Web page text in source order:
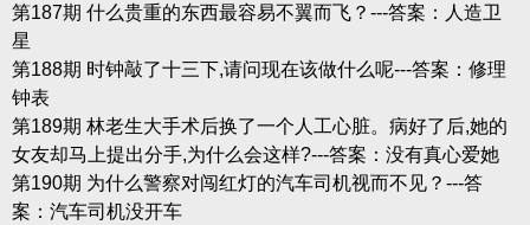
第187期 什么贵重的东西最容易不翼而飞？---答案：人造卫
星
第188期 时钟敲了十三下,请问现在该做什么呢---答案：修理
钟表
第189期 林老生大手术后换了一个人工心脏。病好了后,她的
女友却马上提出分手,为什么会这样?---答案：没有真心爱她
第190期 为什么警察对闯红灯的汽车司机视而不见？---答
案：汽车司机没开车